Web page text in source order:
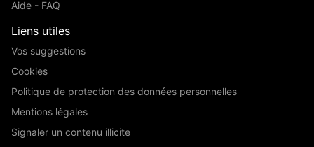
Aide - FAQ
Liens utiles
Vos suggestions
Cookies
Politique de protection des données personnelles
Mentions légales
Signaler un contenu illicite